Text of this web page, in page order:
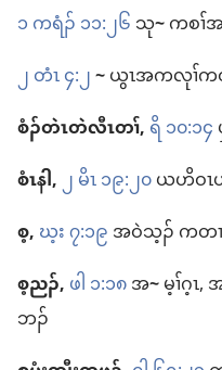
၁ ကရံၣ်​ ၁၁:၂၆သု~ကစၢ်​
၂ တံၤ ၄:၂~ယွၤ​အ​ကလုၢ်​က
စံၣ်တဲၤ​တဲ​လီၤ​တၢ်,ရိ ၁၀:၁၄
စံၤနါ,၂ မိၤ ၁၉:၂၀ယဟိဝၤ​
စ့,ဃ့း ၇:၁၉အဝဲသ့ၣ်​ က​တ
စ့​ညၣ်,ဖါ ၁:၁၈အ~မ့ၢ်ဂ့ၤ,
ဘၣ်